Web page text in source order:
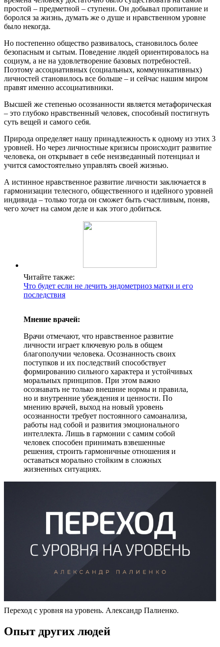
простой – предметной – ступени. Он добывал пропитание и
боролся за жизнь, думать же о душе и нравственном уровне
было некогда.
Но постепенно общество развивалось, становилось более
безопасным и сытым. Поведение людей ориентировалось на
социум, а не на удовлетворение базовых потребностей.
Поэтому ассоциативных (социальных, коммуникативных)
личностей становилось все больше – и сейчас нашим миром
правят именно ассоциативники.
Высшей же степенью осознанности является метафорическая
– это глубоко нравственный человек, способный постигнуть
суть вещей и самого себя.
Природа определяет нашу принадлежность к одному из этих 3
уровней. Но через личностные кризисы происходит развитие
человека, он открывает в себе неизведанный потенциал и
учится самостоятельно управлять своей жизнью.
А истинное нравственное развитие личности заключается в
гармонизации телесного, общественного и идейного уровней
индивида – только тогда он сможет быть счастливым, поняв,
чего хочет на самом деле и как этого добиться.
Читайте также:
Что будет если не лечить эндометриоз матки и его
последствия
Мнение врачей:
Врачи отмечают, что нравственное развитие
личности играет ключевую роль в общем
благополучии человека. Осознанность своих
поступков и их последствий способствует
формированию сильного характера и устойчивых
моральных принципов. При этом важно
осознавать не только внешние нормы и правила,
но и внутренние убеждения и ценности. По
мнению врачей, выход на новый уровень
осознанности требует постоянного самоанализа,
работы над собой и развития эмоционального
интеллекта. Лишь в гармонии с самим собой
человек способен принимать взвешенные
решения, строить гармоничные отношения и
оставаться морально стойким в сложных
жизненных ситуациях.
Переход с уровня на уровень. Александр Палиенко.
Опыт других людей